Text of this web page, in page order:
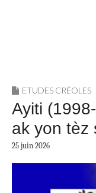
ETUDES CRÉOLES
Ayiti
ak yon tèz
25 juin 2026